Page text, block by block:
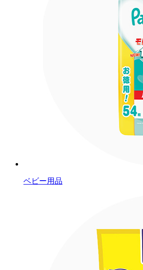
ベビー用品